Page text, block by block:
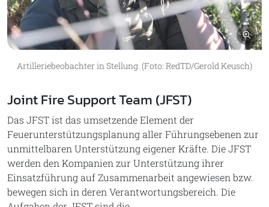
Artilleriebeobachter in Stellung. (Foto: RedTD/Gerold Keusch)
Joint Fire Support Team (JFST)
Das JFST ist das umsetzende Element der
Feuerunterstützungsplanung aller Führungsebenen zur
unmittelbaren Unterstützung eigener Kräfte. Die JFST
werden den Kompanien zur Unterstützung ihrer
Einsatzführung auf Zusammenarbeit angewiesen bzw.
bewegen sich in deren Verantwortungsbereich. Die